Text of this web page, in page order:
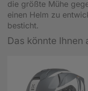
die größte Mühe
einen Helm zu
besticht.
Das könnte Ihnen